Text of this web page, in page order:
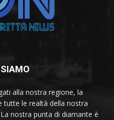
alla nostra regione, la
tutte le realtà della nostra
nostra punta di diamante è